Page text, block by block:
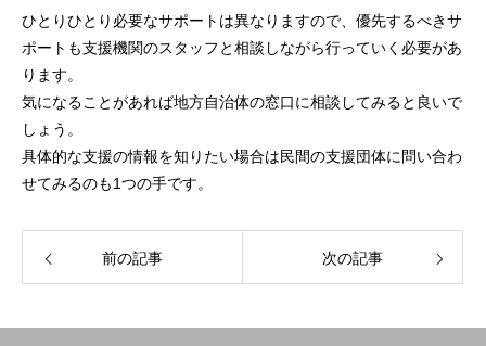
ひとりひとり必要なサポートは異なりますので、優先するべきサ
ポートも支援機関のスタッフと相談しながら行っていく必要があ
ります。
気になることがあれば地方自治体の窓口に相談してみると良いで
しょう。
具体的な支援の情報を知りたい場合は民間の支援団体に問い合わ
せてみるのも1つの手です。
前の記事 次の記事